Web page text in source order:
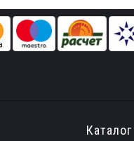
Каталог